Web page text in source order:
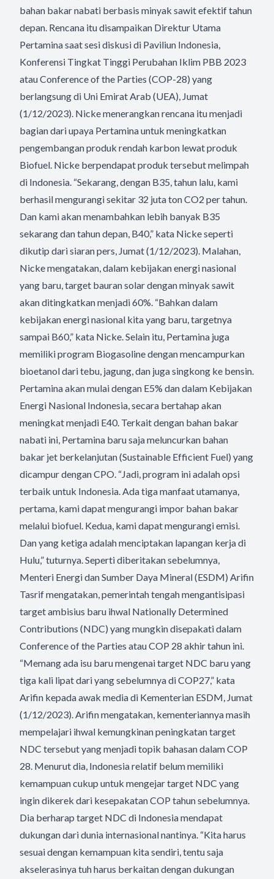
bahan bakar nabati berbasis minyak sawit efektif tahun
depan. Rencana itu disampaikan Direktur Utama
Pertamina saat sesi diskusi di Paviliun Indonesia,
Konferensi Tingkat Tinggi Perubahan Iklim PBB 2023
atau Conference of the Parties (COP-28) yang
berlangsung di Uni Emirat Arab (UEA), Jumat
(1/12/2023). Nicke menerangkan rencana itu menjadi
bagian dari upaya Pertamina untuk meningkatkan
pengembangan produk rendah karbon lewat produk
Biofuel. Nicke berpendapat produk tersebut melimpah
di Indonesia. “Sekarang, dengan B35, tahun lalu, kami
berhasil mengurangi sekitar 32 juta ton CO2 per tahun.
Dan kami akan menambahkan lebih banyak B35
sekarang dan tahun depan, B40,” kata Nicke seperti
dikutip dari siaran pers, Jumat (1/12/2023). Malahan,
Nicke mengatakan, dalam kebijakan energi nasional
yang baru, target bauran solar dengan minyak sawit
akan ditingkatkan menjadi 60%. “Bahkan dalam
kebijakan energi nasional kita yang baru, targetnya
sampai B60,” kata Nicke. Selain itu, Pertamina juga
memiliki program Biogasoline dengan mencampurkan
bioetanol dari tebu, jagung, dan juga singkong ke bensin.
Pertamina akan mulai dengan E5% dan dalam Kebijakan
Energi Nasional Indonesia, secara bertahap akan
meningkat menjadi E40. Terkait dengan bahan bakar
nabati ini, Pertamina baru saja meluncurkan bahan
bakar jet berkelanjutan (Sustainable Efficient Fuel) yang
dicampur dengan CPO. “Jadi, program ini adalah opsi
terbaik untuk Indonesia. Ada tiga manfaat utamanya,
pertama, kami dapat mengurangi impor bahan bakar
melalui biofuel. Kedua, kami dapat mengurangi emisi.
Dan yang ketiga adalah menciptakan lapangan kerja di
Hulu,” tuturnya. Seperti diberitakan sebelumnya,
Menteri Energi dan Sumber Daya Mineral (ESDM) Arifin
Tasrif mengatakan, pemerintah tengah mengantisipasi
target ambisius baru ihwal Nationally Determined
Contributions (NDC) yang mungkin disepakati dalam
Conference of the Parties atau COP 28 akhir tahun ini.
“Memang ada isu baru mengenai target NDC baru yang
tiga kali lipat dari yang sebelumnya di COP27,” kata
Arifin kepada awak media di Kementerian ESDM, Jumat
(1/12/2023). Arifin mengatakan, kementeriannya masih
mempelajari ihwal kemungkinan peningkatan target
NDC tersebut yang menjadi topik bahasan dalam COP
28. Menurut dia, Indonesia relatif belum memiliki
kemampuan cukup untuk mengejar target NDC yang
ingin dikerek dari kesepakatan COP tahun sebelumnya.
Dia berharap target NDC di Indonesia mendapat
dukungan dari dunia internasional nantinya. “Kita harus
sesuai dengan kemampuan kita sendiri, tentu saja
akselerasinya tuh harus berkaitan dengan dukungan